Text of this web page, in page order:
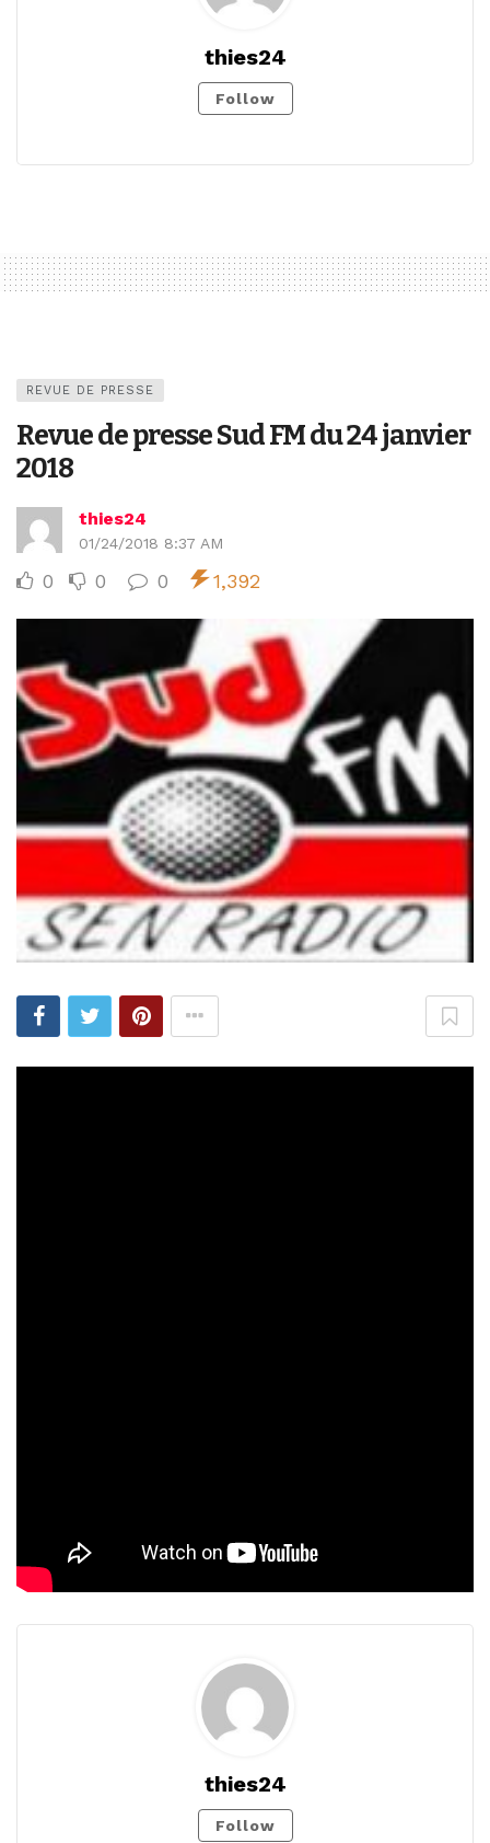
thies24
Follow
REVUE DE PRESSE
Revue de presse Sud FM du 24 janvier
2018
thies24
01/24/2018 8:37 AM
0 0 0 1,392
thies24
Follow